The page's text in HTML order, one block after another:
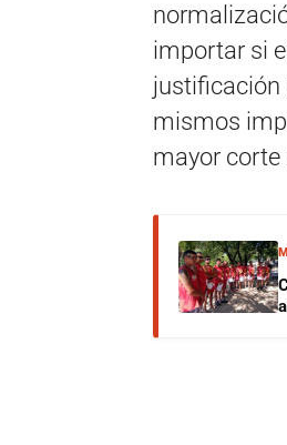
importar si
justificación
mismos
mayor corte